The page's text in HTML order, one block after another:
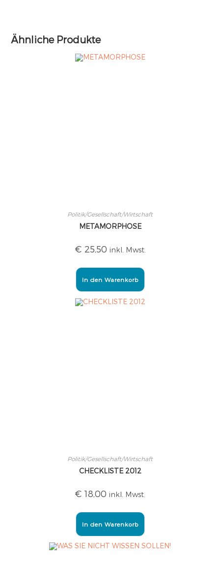
Ähnliche Produkte
Politik/Gesellschaft/Wirtschaft
METAMORPHOSE
€ 25,50 inkl. Mwst.
In den Warenkorb
Politik/Gesellschaft/Wirtschaft
CHECKLISTE 2012
€ 18,00 inkl. Mwst.
In den Warenkorb